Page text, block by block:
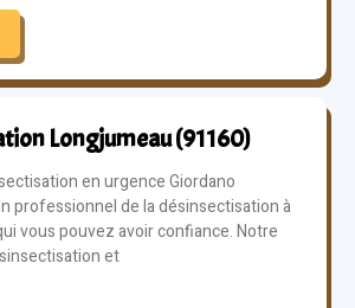
Longjumeau (91160)
en urgence Giordano
professionnel de la désinsectisation à
vous pouvez avoir confiance. Notre
et